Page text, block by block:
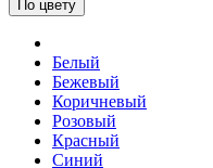
По цвету
Белый
Бежевый
Коричневый
Розовый
Красный
Синий